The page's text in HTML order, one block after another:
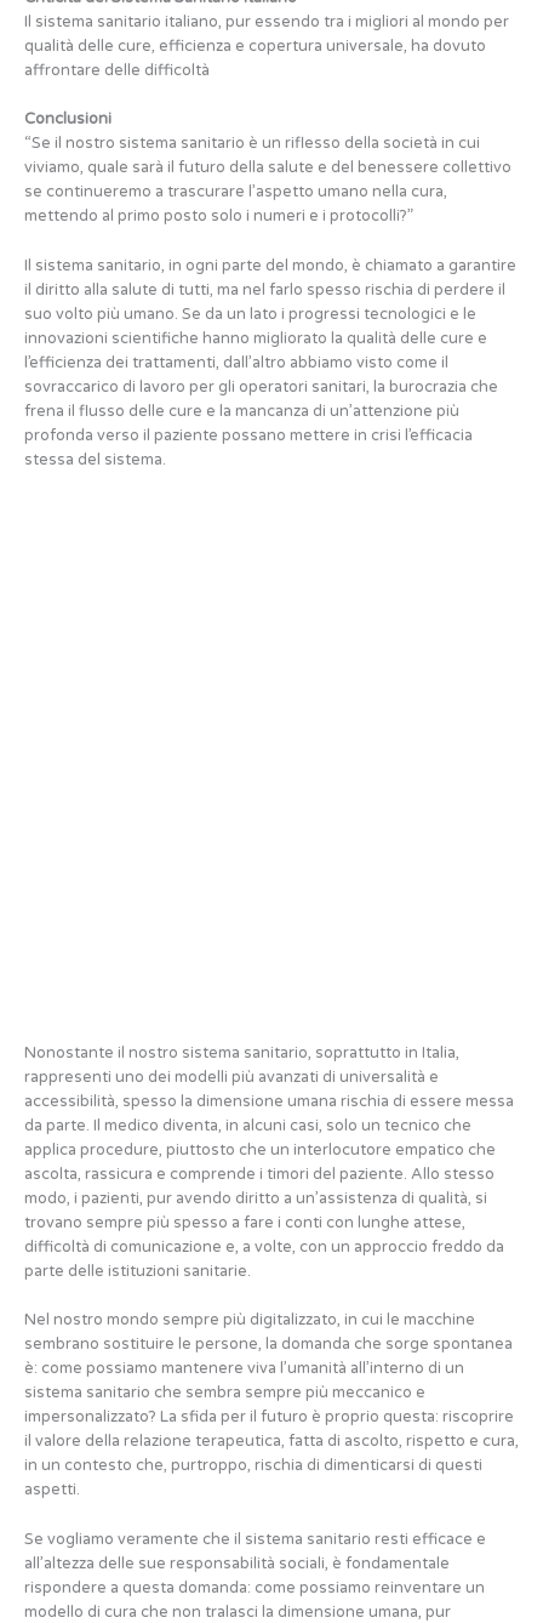
Il sistema sanitario italiano, pur essendo tra i migliori al mondo per
qualità delle cure, efficienza e copertura universale, ha dovuto
affrontare delle difficoltà
Conclusioni
“Se il nostro sistema sanitario è un riflesso della società in cui
viviamo, quale sarà il futuro della salute e del benessere collettivo
se continueremo a trascurare l’aspetto umano nella cura,
mettendo al primo posto solo i numeri e i protocolli?”
Il sistema sanitario, in ogni parte del mondo, è chiamato a garantire
il diritto alla salute di tutti, ma nel farlo spesso rischia di perdere il
suo volto più umano. Se da un lato i progressi tecnologici e le
innovazioni scientifiche hanno migliorato la qualità delle cure e
l’efficienza dei trattamenti, dall’altro abbiamo visto come il
sovraccarico di lavoro per gli operatori sanitari, la burocrazia che
frena il flusso delle cure e la mancanza di un’attenzione più
profonda verso il paziente possano mettere in crisi l’efficacia
stessa del sistema.
Nonostante il nostro sistema sanitario, soprattutto in Italia,
rappresenti uno dei modelli più avanzati di universalità e
accessibilità, spesso la dimensione umana rischia di essere messa
da parte. Il medico diventa, in alcuni casi, solo un tecnico che
applica procedure, piuttosto che un interlocutore empatico che
ascolta, rassicura e comprende i timori del paziente. Allo stesso
modo, i pazienti, pur avendo diritto a un’assistenza di qualità, si
trovano sempre più spesso a fare i conti con lunghe attese,
difficoltà di comunicazione e, a volte, con un approccio freddo da
parte delle istituzioni sanitarie.
Nel nostro mondo sempre più digitalizzato, in cui le macchine
sembrano sostituire le persone, la domanda che sorge spontanea
è: come possiamo mantenere viva l’umanità all’interno di un
sistema sanitario che sembra sempre più meccanico e
impersonalizzato? La sfida per il futuro è proprio questa: riscoprire
il valore della relazione terapeutica, fatta di ascolto, rispetto e cura,
in un contesto che, purtroppo, rischia di dimenticarsi di questi
aspetti.
Se vogliamo veramente che il sistema sanitario resti efficace e
all’altezza delle sue responsabilità sociali, è fondamentale
rispondere a questa domanda: come possiamo reinventare un
modello di cura che non tralasci la dimensione umana, pur